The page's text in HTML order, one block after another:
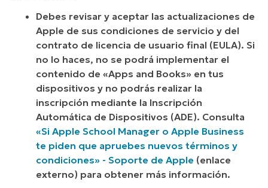
Debes revisar y aceptar las actualizaciones de
Apple de sus condiciones de servicio y del
contrato de licencia de usuario final (EULA). Si
no lo haces, no se podrá implementar el
contenido de «Apps and Books» en tus
dispositivos y no podrás realizar la
inscripción mediante la Inscripción
Automática de Dispositivos (ADE). Consulta
«Si Apple School Manager o Apple Business
te piden que apruebes nuevos términos y
condiciones» - Soporte de Apple (enlace
externo) para obtener más información.